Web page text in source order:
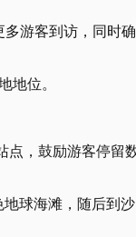
游客到访，同时
地位。
点，鼓励游客停留
球海滩，随后到